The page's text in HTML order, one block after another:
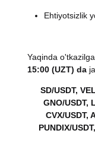
Ehtiyotsizlik
Yaqinda
15:00 (UZT) da
SD/USDT,
GNO/USDT,
CVX/USDT,
PUNDIX/